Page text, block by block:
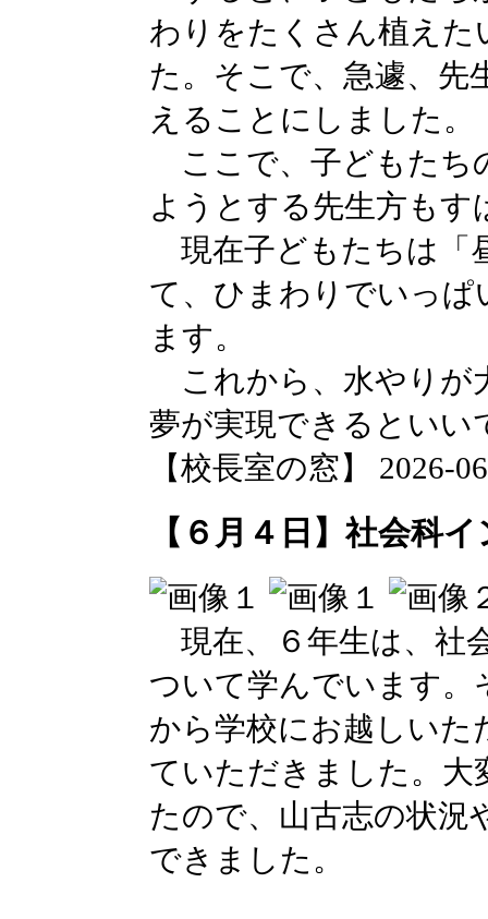
わりをたくさん植え
た。そこで、急遽、先
えることにしました。
ここで、子どもたち
ようとする先生方も
現在子どもたちは「
て、ひまわりでいっぱ
ます。
これから、水やりが
夢が実現できるといい
【校長室の窓】 2026-
【６月４日】社会科
現在、６年生は、社
ついて学んでいます。
から学校にお越しいた
ていただきました。大
たので、山古志の状況
できました。